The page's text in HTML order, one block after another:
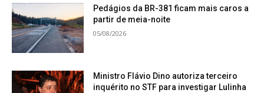
Pedágios da BR-381 ficam mais caros a
partir de meia-noite
05/08/2026
Ministro Flávio Dino autoriza terceiro
inquérito no STF para investigar Lulinha